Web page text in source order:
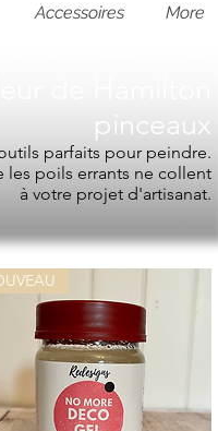
Accessoires More
pinceaux
parfaits pour peindre.
les poils errants ne collent
à votre projet d'artisanat.